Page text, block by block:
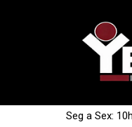
Seg a Sex: